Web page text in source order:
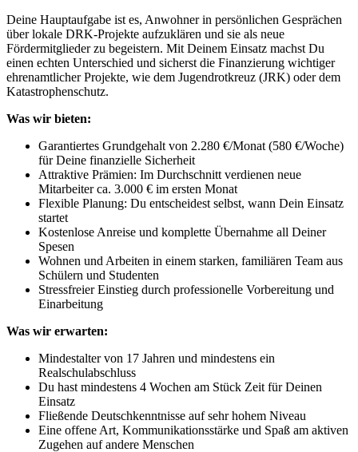
Deine Hauptaufgabe ist es, Anwohner in persönlichen Gesprächen
über lokale DRK-Projekte aufzuklären und sie als neue
Fördermitglieder zu begeistern. Mit Deinem Einsatz machst Du
einen echten Unterschied und sicherst die Finanzierung wichtiger
ehrenamtlicher Projekte, wie dem Jugendrotkreuz (JRK) oder dem
Katastrophenschutz.
Was wir bieten:
Garantiertes Grundgehalt von 2.280 €/Monat (580 €/Woche)
für Deine finanzielle Sicherheit
Attraktive Prämien: Im Durchschnitt verdienen neue
Mitarbeiter ca. 3.000 € im ersten Monat
Flexible Planung: Du entscheidest selbst, wann Dein Einsatz
startet
Kostenlose Anreise und komplette Übernahme all Deiner
Spesen
Wohnen und Arbeiten in einem starken, familiären Team aus
Schülern und Studenten
Stressfreier Einstieg durch professionelle Vorbereitung und
Einarbeitung
Was wir erwarten:
Mindestalter von 17 Jahren und mindestens ein
Realschulabschluss
Du hast mindestens 4 Wochen am Stück Zeit für Deinen
Einsatz
Fließende Deutschkenntnisse auf sehr hohem Niveau
Eine offene Art, Kommunikationsstärke und Spaß am aktiven
Zugehen auf andere Menschen